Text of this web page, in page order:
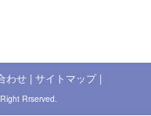
わせ | サイトマップ |
Rrserved.